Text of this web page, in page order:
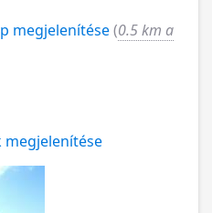
megjelenítése(0.5 km a
megjelenítése